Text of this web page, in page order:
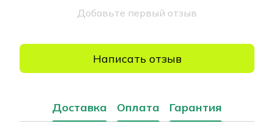
Добавьте первый отзыв
Написать отзыв
Доставка Оплата Гарантия